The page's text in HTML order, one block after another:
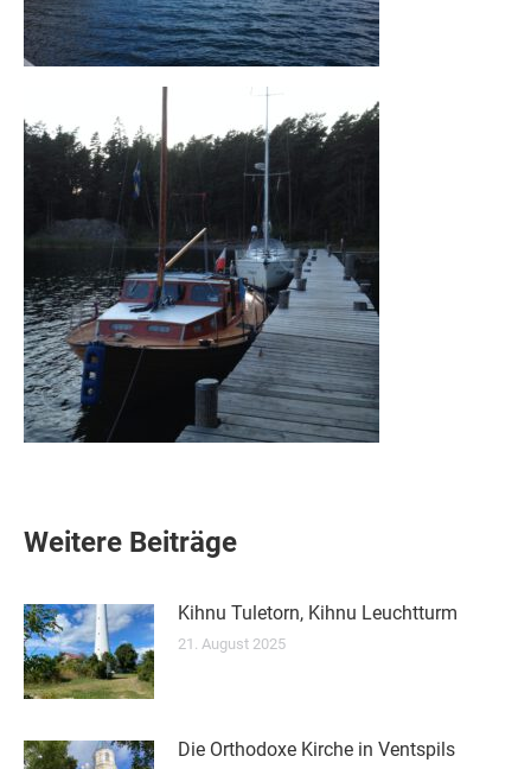
Weitere Beiträge
Kihnu Tuletorn, Kihnu Leuchtturm
21. August 2025
Die Orthodoxe Kirche in Ventspils